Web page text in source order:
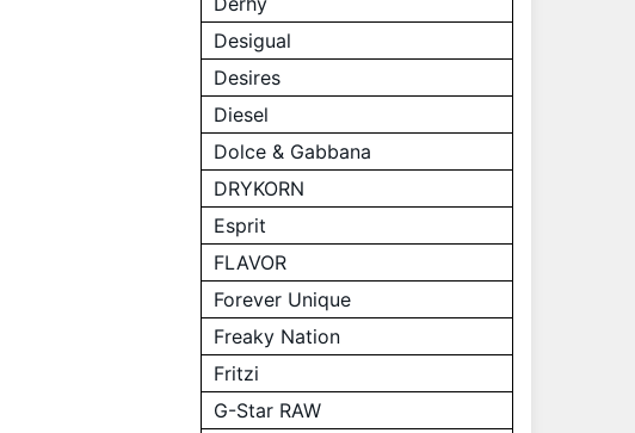
Desigual
Desires
Diesel
Dolce & Gabbana
DRYKORN
Esprit
FLAVOR
Forever Unique
Freaky Nation
Fritzi
G-Star RAW